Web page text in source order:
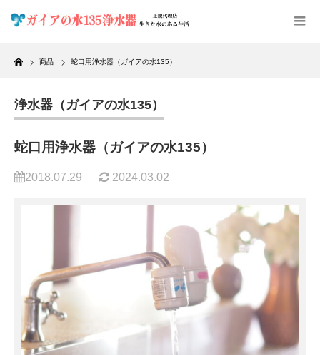
Home
商品 蛇口用浄水器（ガイアの水135）
浄水器（ガイアの水135）
蛇口用浄水器（ガイアの水135）
2018.07.29 2024.03.02